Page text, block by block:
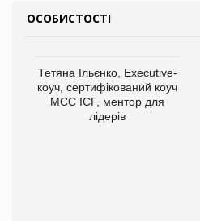
ОСОБИСТОСТІ
Тетяна Ільєнко, Executive-
коуч, сертифікований коуч
МСС ICF, ментор для
лідерів